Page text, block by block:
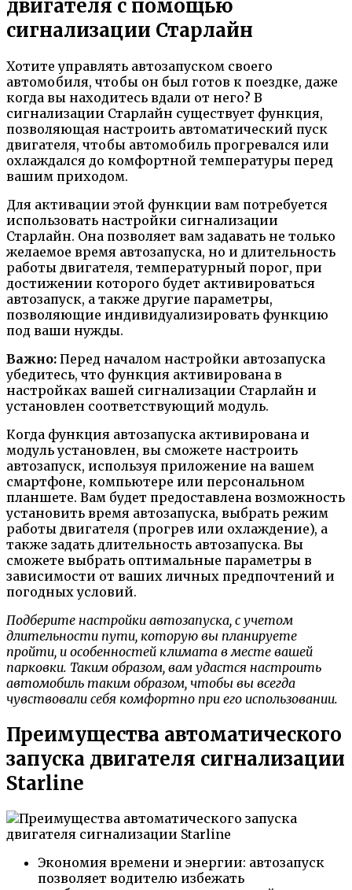
двигателя с помощью
сигнализации Старлайн
Хотите управлять автозапуском своего
автомобиля, чтобы он был готов к поездке, даже
когда вы находитесь вдали от него? В
сигнализации Старлайн существует функция,
позволяющая настроить автоматический пуск
двигателя, чтобы автомобиль прогревался или
охлаждался до комфортной температуры перед
вашим приходом.
Для активации этой функции вам потребуется
использовать настройки сигнализации
Старлайн. Она позволяет вам задавать не только
желаемое время автозапуска, но и длительность
работы двигателя, температурный порог, при
достижении которого будет активироваться
автозапуск, а также другие параметры,
позволяющие индивидуализировать функцию
под ваши нужды.
Важно: Перед началом настройки автозапуска
убедитесь, что функция активирована в
настройках вашей сигнализации Старлайн и
установлен соответствующий модуль.
Когда функция автозапуска активирована и
модуль установлен, вы сможете настроить
автозапуск, используя приложение на вашем
смартфоне, компьютере или персональном
планшете. Вам будет предоставлена возможность
установить время автозапуска, выбрать режим
работы двигателя (прогрев или охлаждение), а
также задать длительность автозапуска. Вы
сможете выбрать оптимальные параметры в
зависимости от ваших личных предпочтений и
погодных условий.
Подберите настройки автозапуска, с учетом
длительности пути, которую вы планируете
пройти, и особенностей климата в месте вашей
парковки. Таким образом, вам удастся настроить
автомобиль таким образом, чтобы вы всегда
чувствовали себя комфортно при его использовании.
Преимущества автоматического
запуска двигателя сигнализации
Starline
Экономия времени и энергии: автозапуск
позволяет водителю избежать